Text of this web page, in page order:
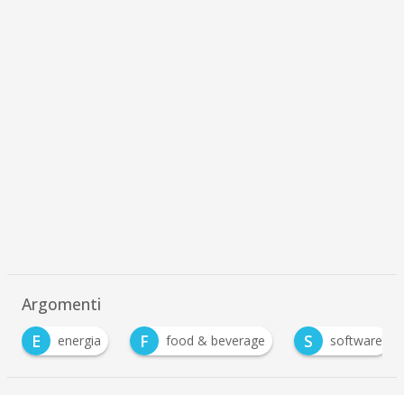
Argomenti
E
energia F food & beverage S software